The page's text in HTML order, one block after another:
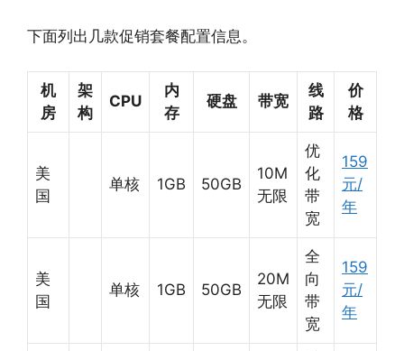
下面列出几款促销套餐配置信息。
机
房
架
构
CPU
内
存
硬盘 带宽
线
路
价
格
美
国
单核 1GB 50GB
10M
无限
优
化
带
宽
159
元/
年
美
国
单核 1GB 50GB
20M
无限
全
向
带
宽
159
元/
年